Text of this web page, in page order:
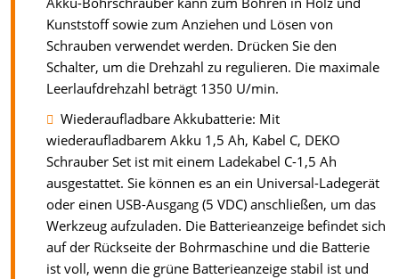
Kunststoff sowie zum Anziehen und Lösen von
Schrauben verwendet werden. Drücken Sie den
Schalter, um die Drehzahl zu regulieren. Die maximale
Leerlaufdrehzahl beträgt 1350 U/min.
Wiederaufladbare Akkubatterie: Mit
wiederaufladbarem Akku 1,5 Ah, Kabel C, DEKO
Schrauber Set ist mit einem Ladekabel C-1,5 Ah
ausgestattet. Sie können es an ein Universal-Ladegerät
oder einen USB-Ausgang (5 VDC) anschließen, um das
Werkzeug aufzuladen. Die Batterieanzeige befindet sich
auf der Rückseite der Bohrmaschine und die Batterie
ist voll, wenn die grüne Batterieanzeige stabil ist und